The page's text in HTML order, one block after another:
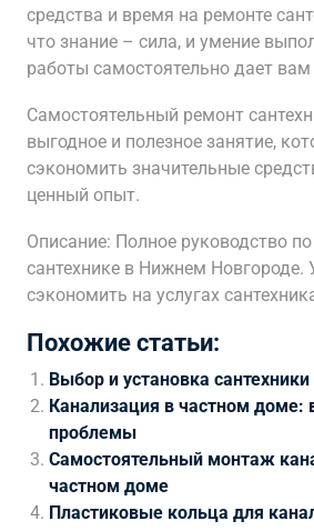
средства и время на ремонте
что знание – сила, и умение
работы самостоятельно дает
Самостоятельный ремонт
выгодное и полезное занятие,
сэкономить значительные
ценный опыт.
Описание: Полное руководство
сантехнике в Нижнем Новгороде.
сэкономить на услугах
Похожие статьи:
Выбор и установка сантехники
Канализация в частном доме:
проблемы
Самостоятельный монтаж
частном доме
Пластиковые кольца для